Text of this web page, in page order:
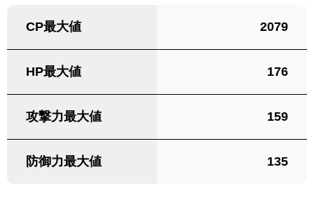
CP最大値 2079
HP最大値 176
攻撃力最大値 159
防御力最大値 135